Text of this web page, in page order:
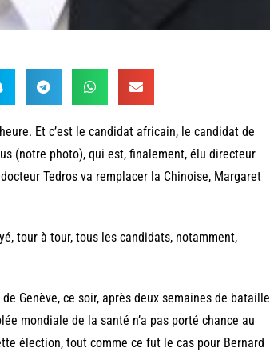
Et c’est le candidat africain, le candidat de
(notre photo), qui est, finalement, élu directeur
Tedros va remplacer la Chinoise, Margaret
tour à tour, tous les candidats, notamment,
Genève, ce soir, après deux semaines de bataille
mondiale de la santé n’a pas porté chance au
élection, tout comme ce fut le cas pour Bernard